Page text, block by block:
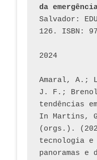
da
Salvador:
126. ISBN:
2024
Amaral, A.;
J. F.;
tendências
In Martins,
(orgs.).
tecnologia
panoramas e